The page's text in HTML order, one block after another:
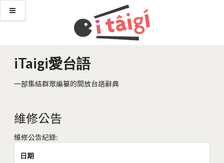
iTaigi愛台語
一部集結群眾編纂的開放台語辭典
維修公告
維修公告紀錄:
日期